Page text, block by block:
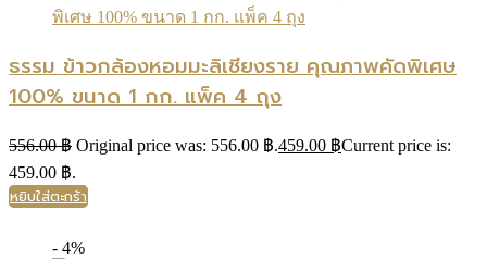
ธรรม ข้าวกล้องหอมมะลิเชียงราย คุณภาพคัดพิเศษ
100% ขนาด 1 กก. แพ็ค 4 ถุง
556.00฿ Original price was: 556.00 ฿.459.00 ฿Current price is:
459.00 ฿.
หยิบใส่ตะกร้า
- 4%